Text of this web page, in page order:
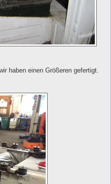
haben einen Größeren gefertigt.